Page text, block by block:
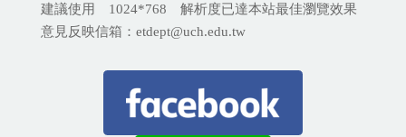
建議使用 1024*768 解析度已達本站最佳瀏覽效果
意見反映信箱：etdept@uch.edu.tw